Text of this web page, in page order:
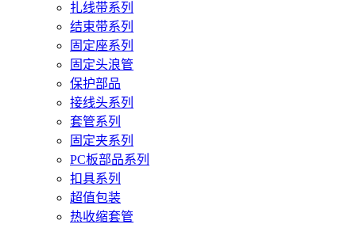
扎线带系列
结束带系列
固定座系列
固定头浪管
保护部品
接线头系列
套管系列
固定夹系列
PC板部品系列
扣具系列
超值包装
热收缩套管